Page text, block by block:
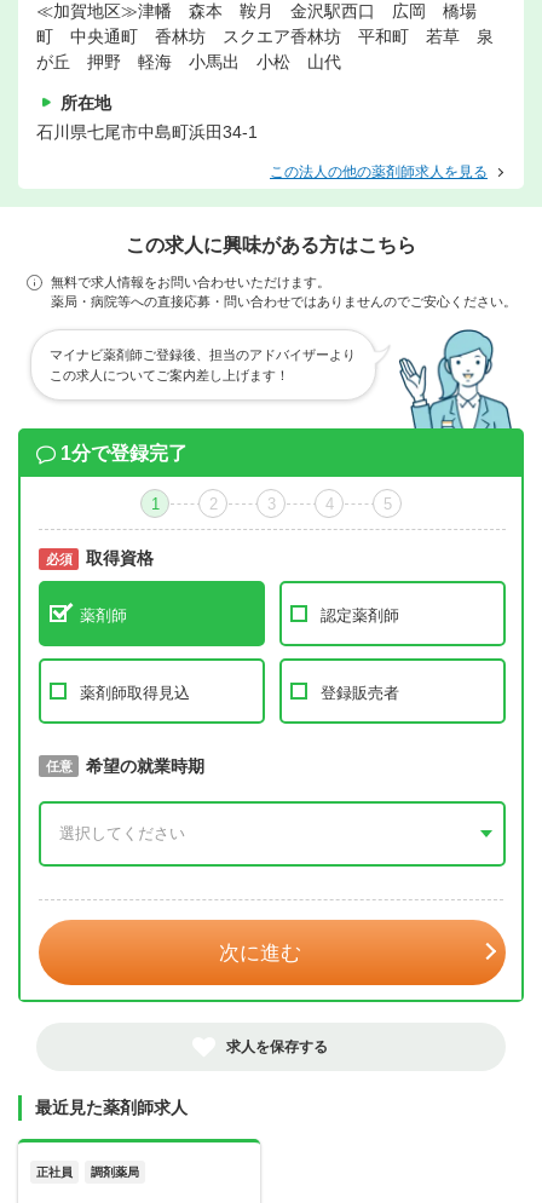
≪加賀地区≫津幡 森本 鞍月 金沢駅西口 広岡 橋場
町 中央通町 香林坊 スクエア香林坊 平和町 若草 泉
が丘 押野 軽海 小馬出 小松 山代
所在地
石川県七尾市中島町浜田34-1
この法人の他の薬剤師求人を見る
この求人に興味がある方はこちら
無料で求人情報をお問い合わせいただけます。
薬局・病院等への直接応募・問い合わせではありませんのでご安心ください。
マイナビ薬剤師ご登録後、担当のアドバイザーより
この求人についてご案内差し上げます！
1分で登録完了
1 2 3 4 5
必須 取得資格
薬剤師 認定薬剤師
薬剤師取得見込 登録販売者
必須 取得予定年
任意 希望の就業時期
次に進む
求人を保存する
最近見た薬剤師求人
正社員 調剤薬局